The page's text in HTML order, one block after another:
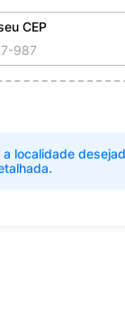
CEP
localidade